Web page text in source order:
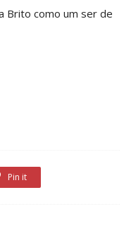
Brito como um ser de
Pin it